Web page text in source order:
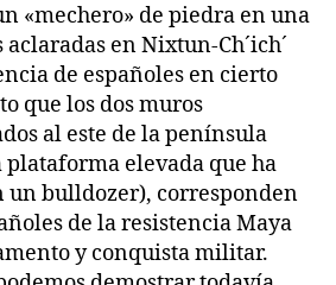
«mechero» de piedra en una
en Nixtun-Ch´ich´
de españoles en cierto
que los dos muros
al este de la península
elevada que ha
un bulldozer), corresponden
de la resistencia Maya
y conquista militar.